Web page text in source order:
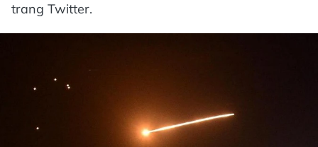
trang Twitter.